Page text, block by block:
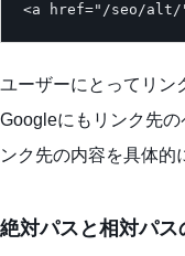
<a href="/seo/alt/
ユーザーにとってリン
Googleにもリンク先
ンク先の内容を具体的
絶対パスと相対パ